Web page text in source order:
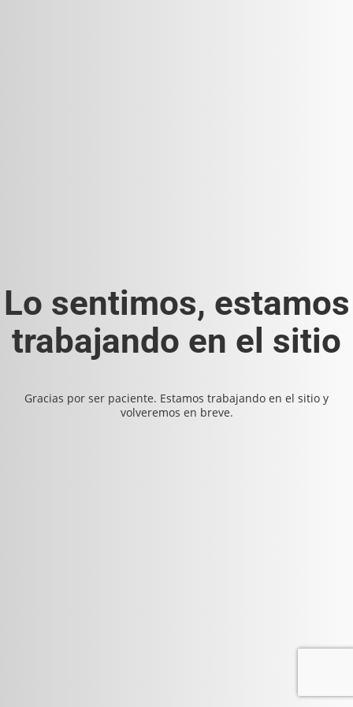
Lo sentimos, estamos
trabajando en el sitio
Gracias por ser paciente. Estamos trabajando en el sitio y
volveremos en breve.